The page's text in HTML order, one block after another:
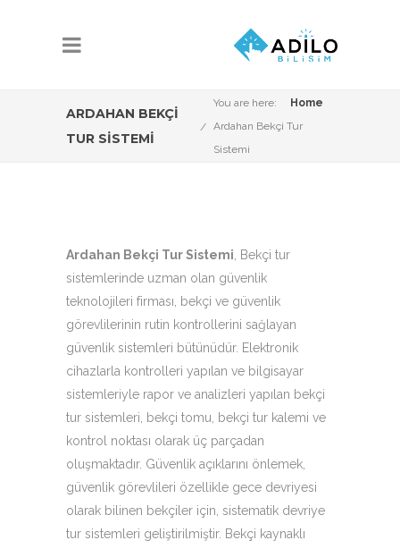
ARDAHAN BEKÇI
TUR SISTEMI
You are here:
Home
Ardahan Bekçi Tur
Sistemi
Ardahan Bekçi Tur Sistemi , Bekçi tur
sistemlerinde uzman olan güvenlik
teknolojileri firması, bekçi ve güvenlik
görevlilerinin rutin kontrollerini sağlayan
güvenlik sistemleri bütünüdür. Elektronik
cihazlarla kontrolleri yapılan ve bilgisayar
sistemleriyle rapor ve analizleri yapılan bekçi
tur sistemleri, bekçi tomu, bekçi tur kalemi ve
kontrol noktası olarak üç parçadan
oluşmaktadır. Güvenlik açıklarını önlemek,
güvenlik görevlileri özellikle gece devriyesi
olarak bilinen bekçiler için, sistematik devriye
tur sistemleri geliştirilmiştir. Bekçi kaynaklı